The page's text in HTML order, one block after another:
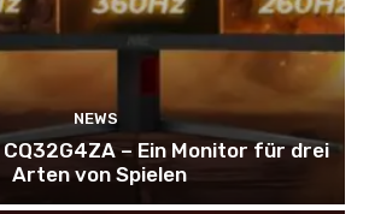
NEWS
CQ32G4ZA – Ein Monitor für drei
Arten von Spielen